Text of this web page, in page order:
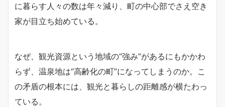
に暮らす人々の数は年々減り、町の中心部でさえ空き
家が目立ち始めている。
なぜ、観光資源という地域の“強み”があるにもかかわ
らず、温泉地は“高齢化の町”になってしまうのか。こ
の矛盾の根本には、観光と暮らしの距離感が横たわっ
ている。